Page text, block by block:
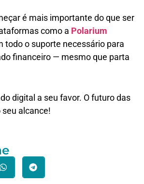
é mais importante do que ser
como a Polarium
todo o suporte necessário para
financeiro — mesmo que parta
digital a seu favor. O futuro das
alcance!